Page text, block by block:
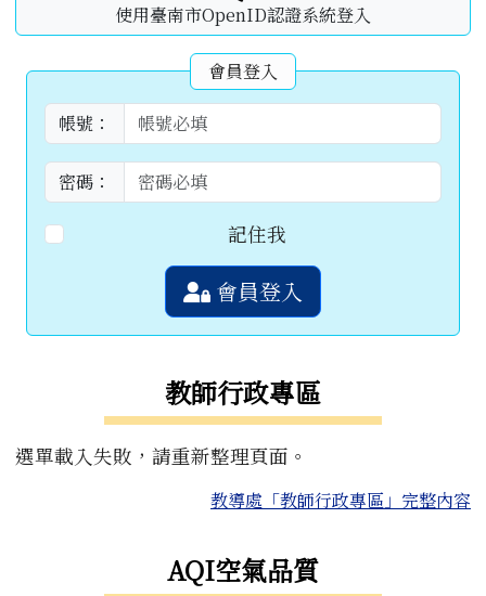
使用臺南市OpenID認證系統登入
會員登入
帳號：
密碼：
記住我
會員登入
教師行政專區
選單載入失敗，請重新整理頁面。
教導處「教師行政專區」完整內容
右邊區域內容AQI空氣品質